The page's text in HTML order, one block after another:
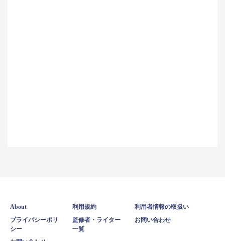
About 利用規約 利用者情報の取扱い
プライバシーポリ
シー
監修者・ライター
一覧
お問い合わせ